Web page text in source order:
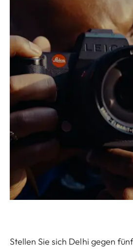
Stellen Sie sich Delhi gegen